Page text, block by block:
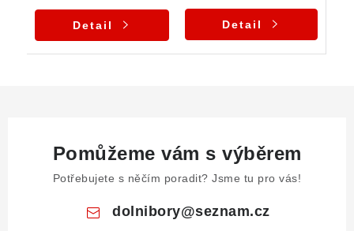
Detail Detail
Pomůžeme vám s výběrem
Potřebujete s něčím poradit? Jsme tu pro vás!
dolnibory@seznam.cz